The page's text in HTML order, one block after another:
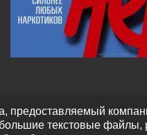
предоставляемый
текстовые